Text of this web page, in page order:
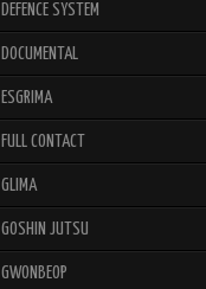
DEFENCE SYSTEM
DOCUMENTAL
ESGRIMA
FULL CONTACT
GLIMA
GOSHIN JUTSU
GWONBEOP